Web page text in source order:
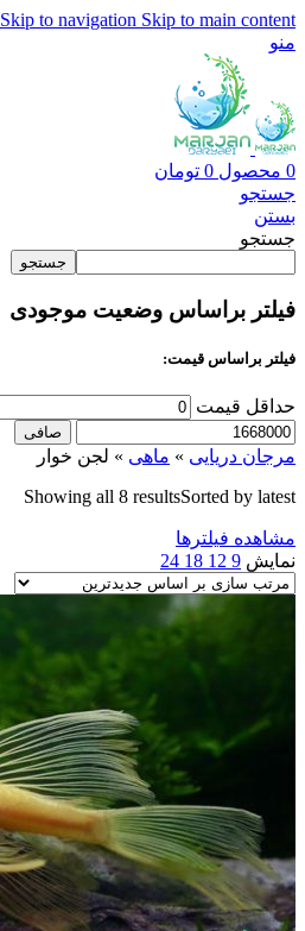
Skip to navigation Skip to main content
منو
0 محصول 0 تومان
جستجو
بستن
جستجو
جستجو
فیلتر براساس وضعیت موجودی
فیلتر براساس قیمت:
حداقل قیمت
صافی
مرجان دریایی » ماهی » لجن خوار
Showing all 8 resultsSorted by latest
مشاهده فیلترها
نمایش 9
12
18
24